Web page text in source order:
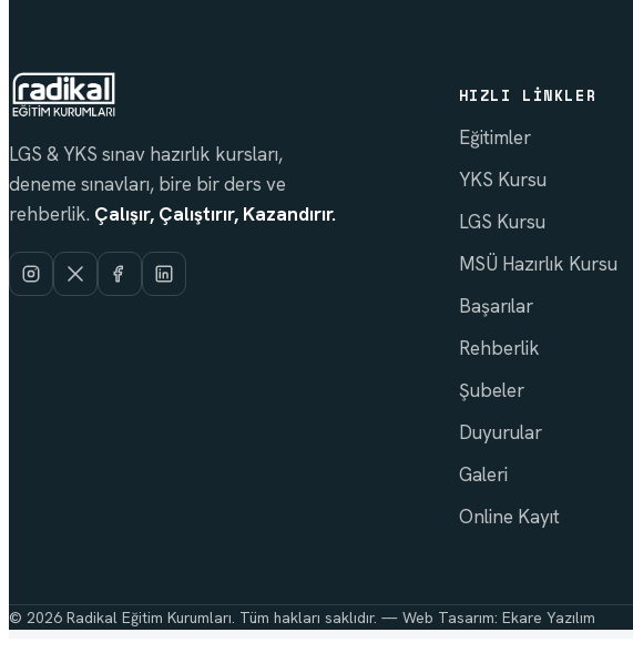
LGS & YKS sınav hazırlık kursları,
deneme sınavları, bire bir ders ve
rehberlik. Çalışır, Çalıştırır, Kazandırır.
HIZLI LINKLER
Eğitimler
YKS Kursu
LGS Kursu
MSÜ Hazırlık Kursu
Başarılar
Rehberlik
Şubeler
Duyurular
Galeri
Online Kayıt
© 2026 Radikal Eğitim Kurumları. Tüm hakları saklıdır. — Web Tasarım: Ekare Yazılım